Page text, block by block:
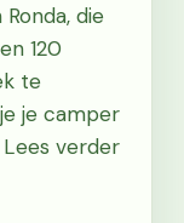
die
120
te
je camper
verder